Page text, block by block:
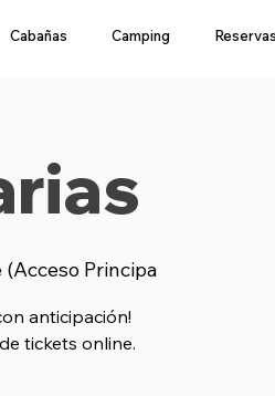
Cabañas Camping Reservas
Principa
anticipación!
tickets online.